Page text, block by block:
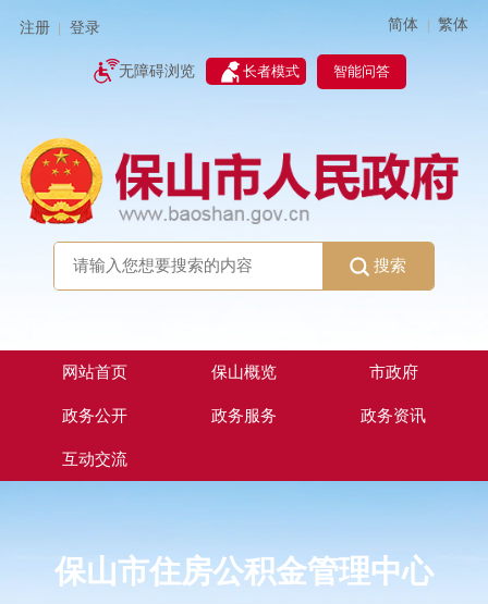
注册 登录 简体 | 繁体
无障碍浏览 长者模式 智能问答
搜索
网站首页 保山概览 市政府
政务公开 政务服务 政务资讯
互动交流
保山市住房公积金管理中心